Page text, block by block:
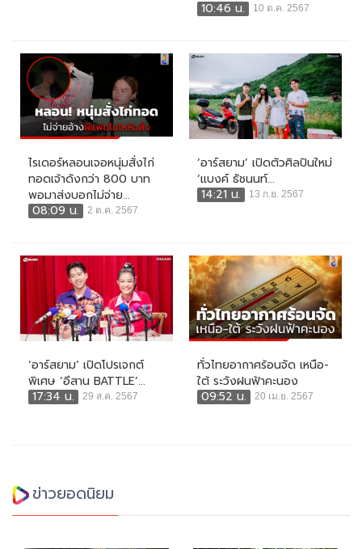
10:46 น.
10 ต.ค. 2567
ไรเดอร์หลอนเจอหนุ่มสั่งไก่
ทอดเจ้าดังกว่า 800 บาท
พอมาส่งบอกไม่จ่าย...
08:09 น.
2 ต.ค. 2567
‘อาร์สยาม’ เปิดตัวศิลปินใหม่
‘แบงค์ ธัชนนท์...
14:21 น.
13 ก.ย. 2567
‘อาร์สยาม’ เปิดโปรเจกต์
พิเศษ ‘อีสาน BATTLE’...
17:34 น.
29 ส.ค. 2567
ทั่วไทยอากาศร้อนจัด เหนือ-
ใต้ ระวังฝนฟ้าคะนอง
09:52 น.
20 เม.ย. 2567
ข่าวยอดนิยม